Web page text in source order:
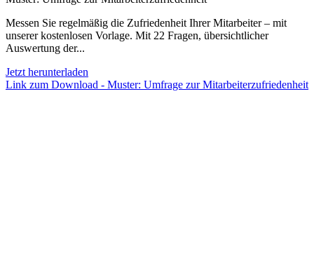
Messen Sie regelmäßig die Zufriedenheit Ihrer Mitarbeiter – mit
unserer kostenlosen Vorlage. Mit 22 Fragen, übersichtlicher
Auswertung der...
Jetzt herunterladen
Link zum Download - Muster: Umfrage zur Mitarbeiter­zufriedenheit